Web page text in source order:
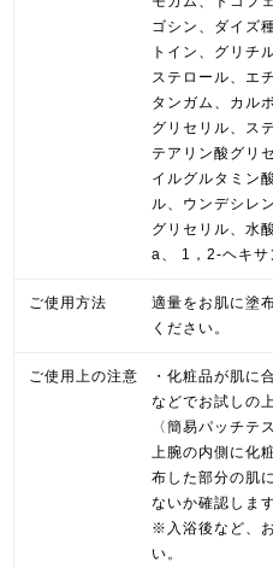
ゴシン、ダイズ
トイン、グリチ
ステロール、エ
タンガム、カル
グリセリル、ス
テアリン酸グリ
イルグルタミン
ル、ウンデシレ
グリセリル、水
a、 1，2-ヘキサ
ご使用方法
適量をお肌に塗
ください。
ご使用上の注意
・化粧品が肌に
などでお試しの
〈簡易パッチテ
上腕の内側に化
布した部分の肌
ないか確認します
※入浴後など、
い。